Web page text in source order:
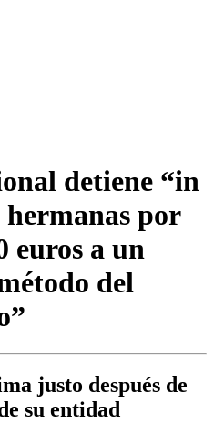
detiene “in
por
euros a un
del
justo después de
su entidad